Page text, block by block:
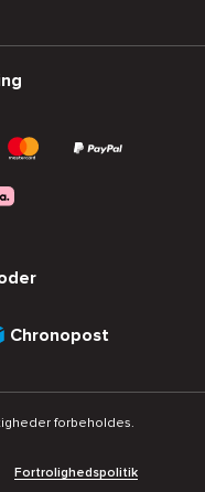
Chronopost
forbeholdes.
Fortrolighedspolitik